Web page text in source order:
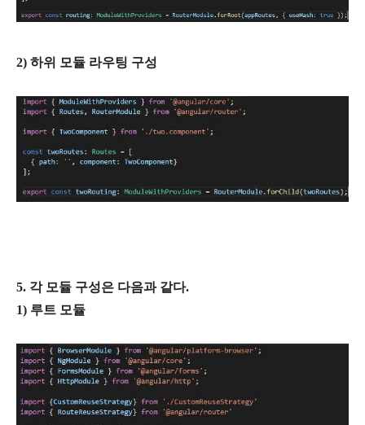
2) 하위 모듈 라우팅 구성
5. 각 모듈 구성은 다음과 같다.
1) 루트 모듈